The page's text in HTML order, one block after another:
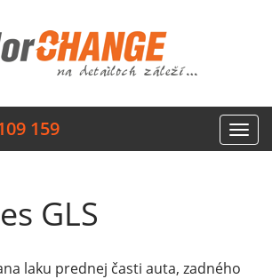
159
GLS
laku prednej časti auta, zadného